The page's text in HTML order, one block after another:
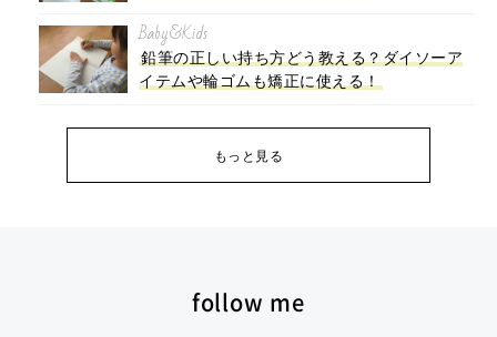
Baby&Kids
鉛筆の正しい持ち方どう教える？ダイソーア
イテムや輪ゴムも矯正に使える！
もっと見る
follow me